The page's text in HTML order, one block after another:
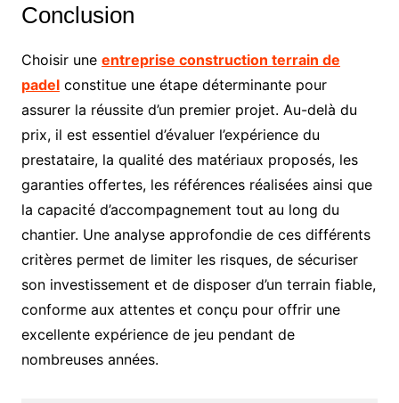
Conclusion
Choisir une entreprise construction terrain de
padelconstitue une étape déterminante pour
assurer la réussite d’un premier projet. Au-delà du
prix, il est essentiel d’évaluer l’expérience du
prestataire, la qualité des matériaux proposés, les
garanties offertes, les références réalisées ainsi que
la capacité d’accompagnement tout au long du
chantier. Une analyse approfondie de ces différents
critères permet de limiter les risques, de sécuriser
son investissement et de disposer d’un terrain fiable,
conforme aux attentes et conçu pour offrir une
excellente expérience de jeu pendant de
nombreuses années.